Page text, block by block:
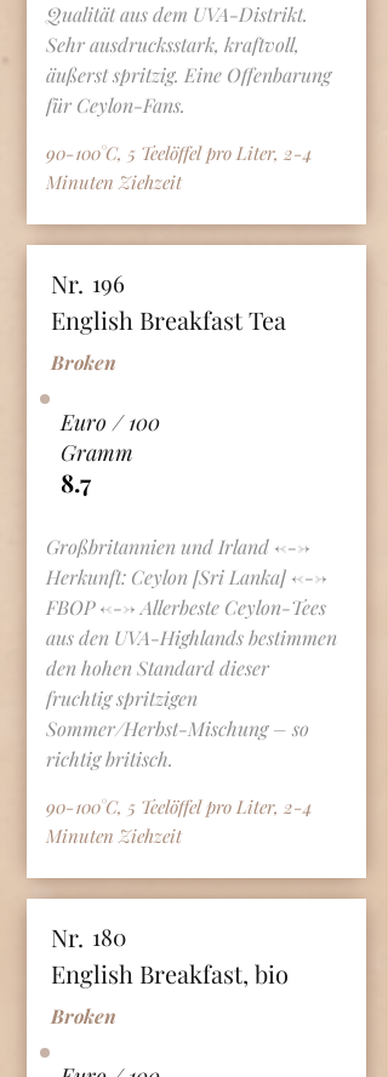
Qualität aus dem UVA-Distrikt.
Sehr ausdrucksstark, kraftvoll,
äußerst spritzig. Eine Offenbarung
für Ceylon-Fans.
90-100°C, 5 Teelöffel pro Liter, 2-4
Minuten Ziehzeit
196
Nr.
English Breakfast Tea
Broken
8.7
Euro / 100
Gramm
Großbritannien und Irland <--->
Herkunft: Ceylon [Sri Lanka] <--->
FBOP <---> Allerbeste Ceylon-Tees
aus den UVA-Highlands bestimmen
den hohen Standard dieser
fruchtig spritzigen
Sommer/Herbst-Mischung – so
richtig britisch.
90-100°C, 5 Teelöffel pro Liter, 2-4
Minuten Ziehzeit
180
Nr.
English Breakfast, bio
Broken